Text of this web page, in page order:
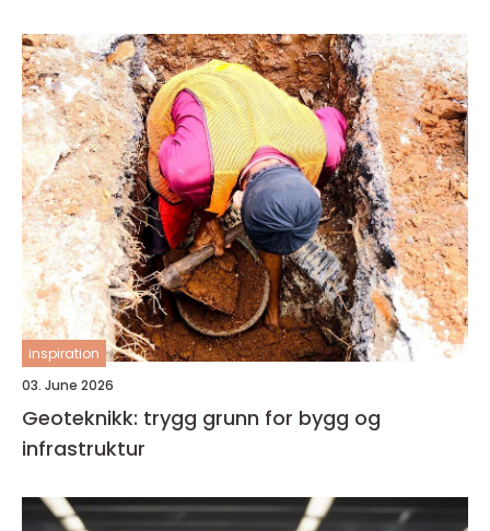
inspiration
03. June 2026
Geoteknikk: trygg grunn for bygg og
infrastruktur